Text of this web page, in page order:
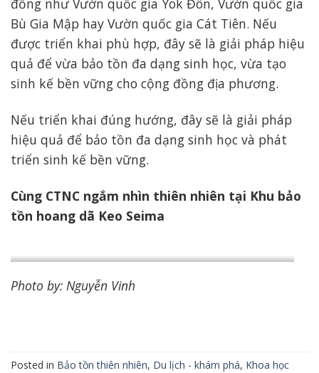
đồng như Vườn quốc gia Yok Đôn, Vườn quốc gia
Bù Gia Mập hay Vườn quốc gia Cát Tiên. Nếu
được triển khai phù hợp, đây sẽ là giải pháp hiệu
quả để vừa bảo tồn đa dạng sinh học, vừa tạo
sinh kế bền vững cho cộng đồng địa phương.
Nếu triển khai đúng hướng, đây sẽ là giải pháp
hiệu quả để bảo tồn đa dạng sinh học và phát
triển sinh kế bền vững.
Cùng CTNC ngắm nhìn thiên nhiên tại Khu bảo
tồn hoang dã Keo Seima
Photo by: Nguyễn Vinh
Posted in Bảo tồn thiên nhiên, Du lịch - khám phá, Khoa học